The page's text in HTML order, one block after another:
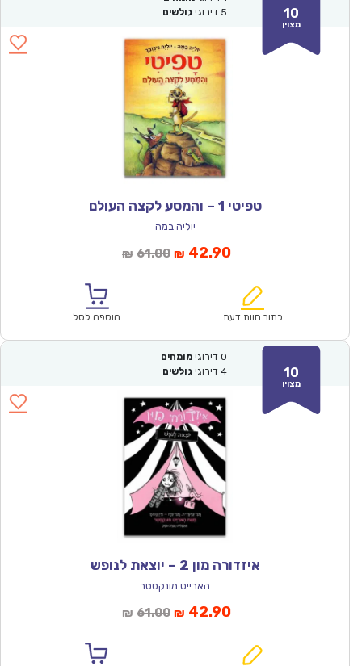
10
מצוין
5 דירוגי גולשים
טפיטי 1 – והמסע לקצה העולם
יוליה במה
₪ 61.00המחיר
₪61.00.
₪ 42.90המחיר
הוא:
כתוב חוות דעת הוספה לסל
10
מצוין
0 דירוגי מומחים
4 דירוגי גולשים
איזדורה מון 2 – יוצאת לנופש
הארייט מונקסטר
₪ 61.00המחיר
₪ 42.90המחיר
הוא: